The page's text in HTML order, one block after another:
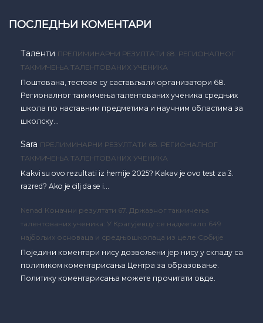
ПОСЛЕДЊИ КОМЕНТАРИ
Таленти ПРЕЛИМИНАРНИ РЕЗУЛТАТИ 68. РЕГИОНАЛНОГ
ТАКМИЧЕЊА ТАЛЕНТОВАНИХ УЧЕНИКА
Поштована, тестове су састављали организатори 68.
Регионалног такмичења талентованих ученика средњих
школа по наставним предметима и научним областима за
школску…
Sara ПРЕЛИМИНАРНИ РЕЗУЛТАТИ 68. РЕГИОНАЛНОГ
ТАКМИЧЕЊА ТАЛЕНТОВАНИХ УЧЕНИКА
Kakvi su ovo rezultati iz hemije 2025? Kakav je ovo test za 3.
razred? Ako je cilj da se i…
Nenad Коначни резултати 67. Државног такмичења
талентованих ученика: У Крагујевцу се надметало 649
најбољих основаца и средњошколаца из целе Србије
Поједини коментари нису дозвољени јер нису у складу са
политиком коментарисања Центра за образовање.
Политику коментарисања можете прочитати овде.